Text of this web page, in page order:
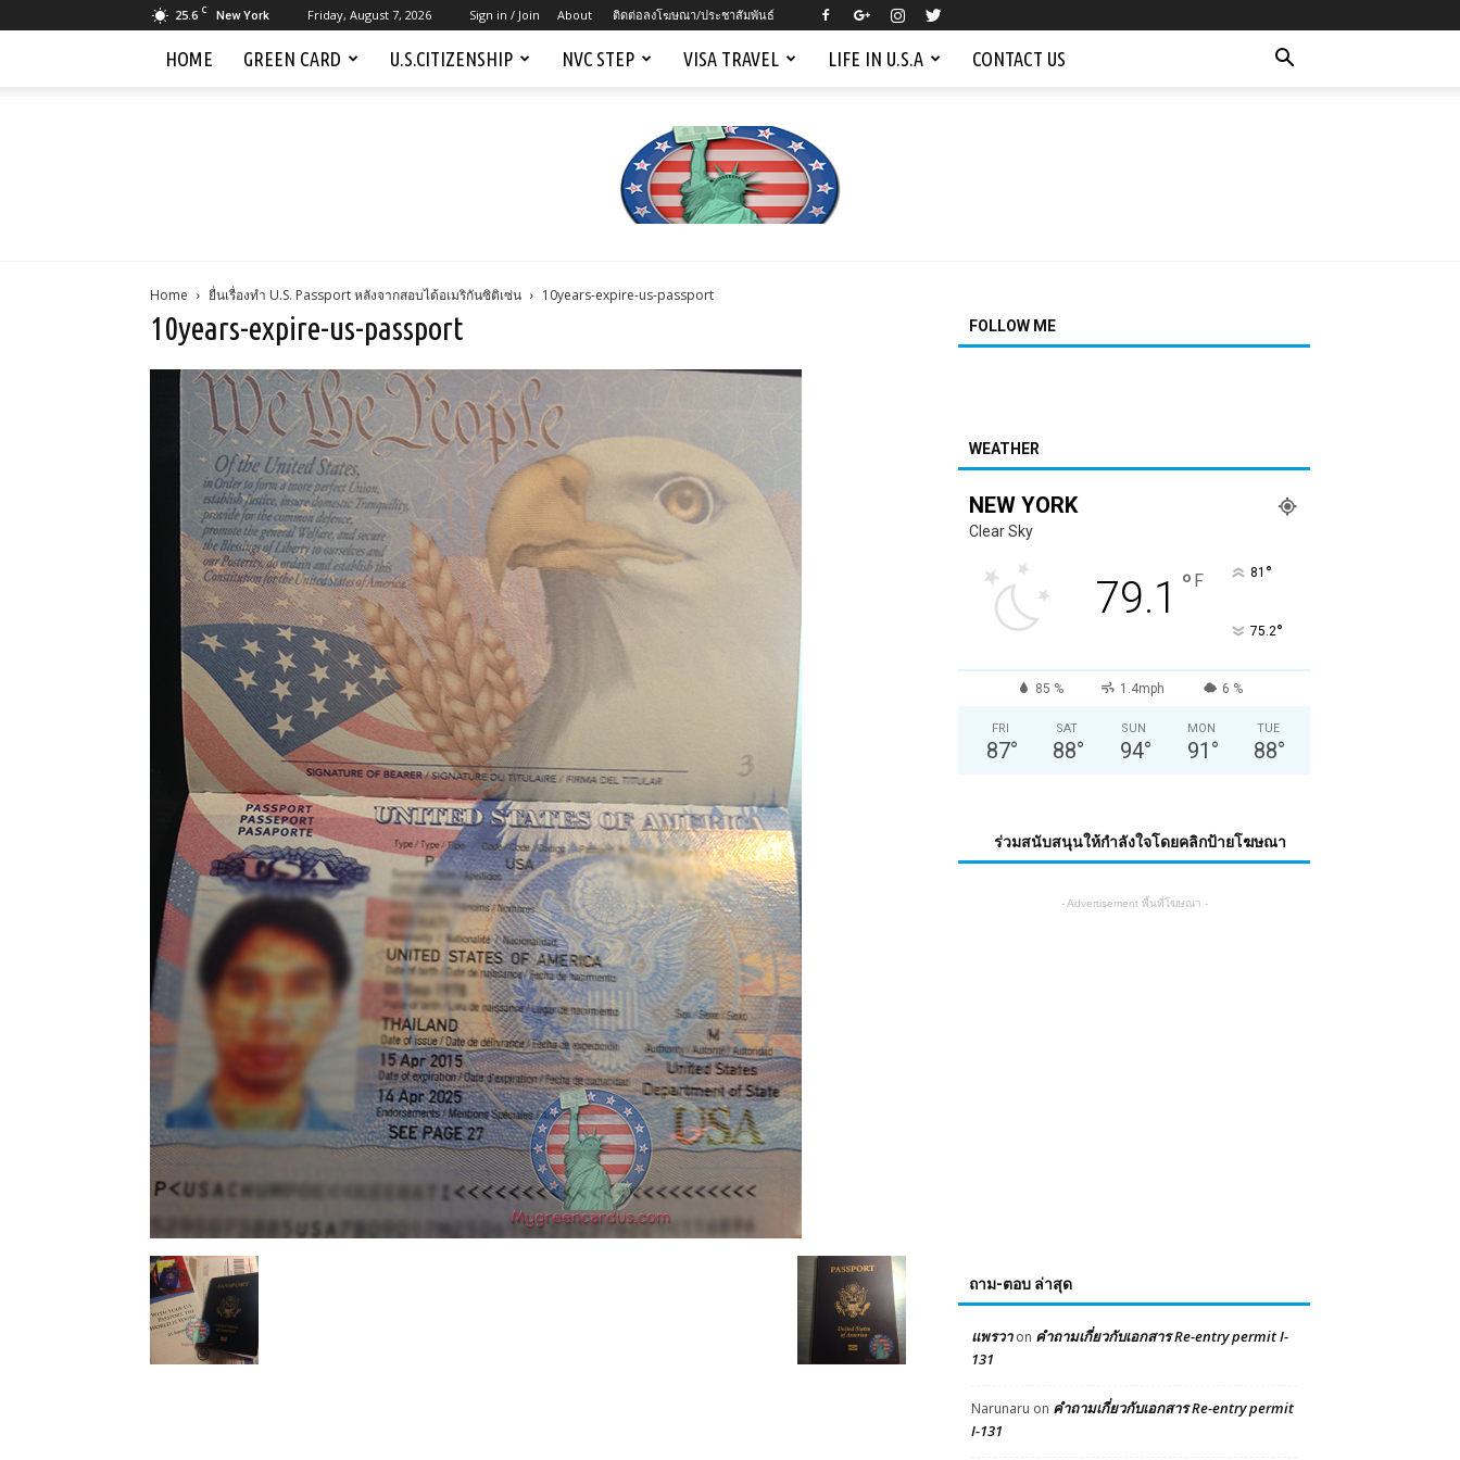
25.6 C New York Friday, August 7, 2026 Sign in / Join About ติดต่อลงโฆษณา/ประชาสัมพันธ์
HOME GREEN CARD U.S.CITIZENSHIP NVC STEP VISA TRAVEL LIFE IN U.S.A CONTACT US
บทความ
>
Visa
Home ยื่นเรื่องทำ U.S. Passport หลังจากสอบได้อเมริกันซิติเซ่น 10years-expire-us-passport
10years-expire-us-passport FOLLOW ME
WEATHER
NEW YORK
Clear Sky
79.1 ° F 81 °
75.2°
85 % 1.4mph 6 %
FRI
87°
SAT
88°
SUN
94°
MON
91 °
TUE
88°
ร่วมสนับสนุนให้กำลังใจโดยคลิกป้ายโฆษณา
- Advertisement พื้นที่โฆษณา -
ถาม-ตอบ ล่าสุด
แพรวาon คำถามเกี่ยวกับเอกสาร Re-entry permit I-
131
Narunaru on คำถามเกี่ยวกับเอกสาร Re-entry permit
I-131